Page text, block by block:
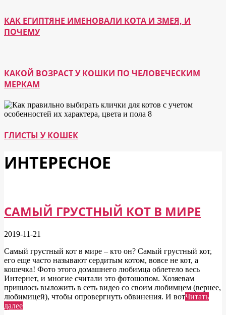
КАК ЕГИПТЯНЕ ИМЕНОВАЛИ КОТА И ЗМЕЯ, И
ПОЧЕМУ
КАКОЙ ВОЗРАСТ У КОШКИ ПО ЧЕЛОВЕЧЕСКИМ
МЕРКАМ
ГЛИСТЫ У КОШЕК
ИНТЕРЕСНОЕ
САМЫЙ ГРУСТНЫЙ КОТ В МИРЕ
2019-11-21
Самый грустный кот в мире – кто он? Самый грустный кот,
его еще часто называют сердитым котом, вовсе не кот, а
кошечка! Фото этого домашнего любимца облетело весь
Интернет, и многие считали это фотошопом. Хозяевам
пришлось выложить в сеть видео со своим любимцем (вернее,
любимицей), чтобы опровергнуть обвинения. И вотЧитать
далее